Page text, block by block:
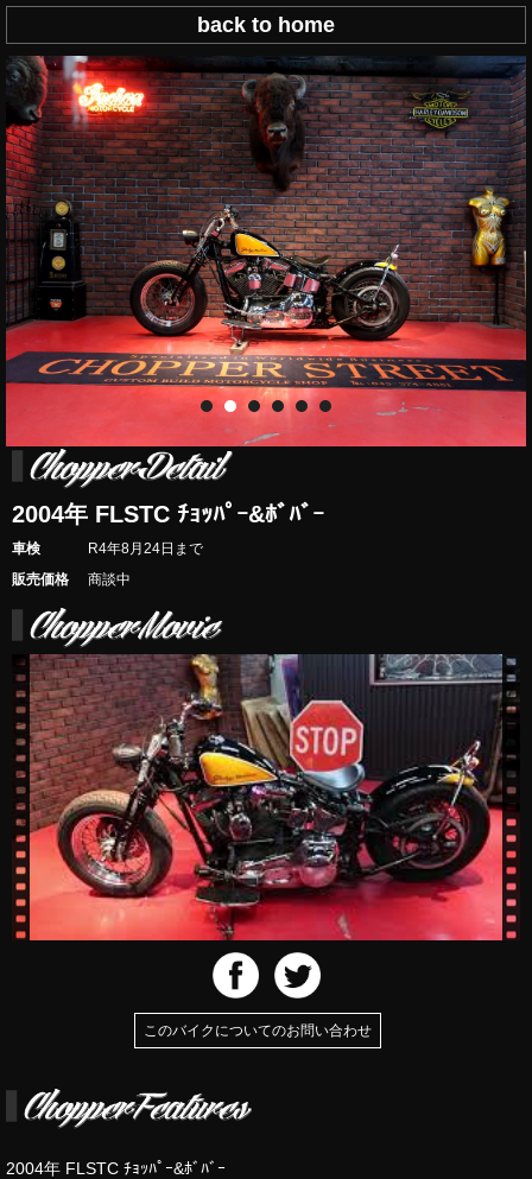
back to home
2004年 FLSTC ﾁｮｯﾊﾟｰ&ﾎﾞﾊﾞｰ
車検
R4年8月24日まで
販売価格
商談中
このバイクについてのお問い合わせ
2004年 FLSTC ﾁｮｯﾊﾟｰ&ﾎﾞﾊﾞｰ